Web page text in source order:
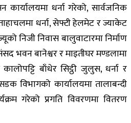
कार्यालयमा धर्ना गरेको, सार्वजनिक
धर्ना, सेफ्टी हेलमेट र ज्याकेट
निजी निवास बालुवाटारमा निर्माण
भवन बानेश्वर र माइतीघर मण्डलामा
बाँधेर सिट्ठी जुलुस, धर्ना र
विभागको कार्यालयमा तालाबन्दी
गरेको प्रगति विवरणमा वितरण